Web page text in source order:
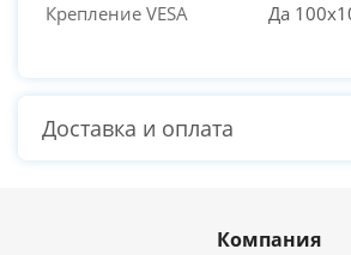
Крепление VESA
Да
Доставка и оплата
Компания